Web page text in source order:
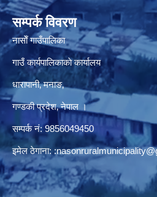
सम्पर्क विवरण
नासाेँ गाउँपालिका
गाउँ कार्यपालिकाकाे कार्यालय
धारापानी‚ मनाङ‚
गण्डकी प्रदेश‚ नेपाल ।
सम्पर्क न‌ं‍: 9856049450
इमेल ठेगाना: